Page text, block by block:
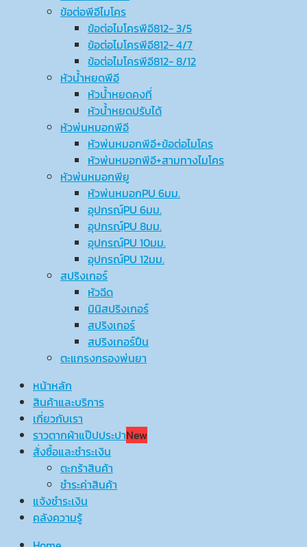
ข้อต่อพีอีไมโคร
ข้อต่อไมโครพีอี812- 3/5
ข้อต่อไมโครพีอี812- 4/7
ข้อต่อไมโครพีอี812- 8/12
หัวน้ำหยดพีอี
หัวน้ำหยดคงที่
หัวน้ำหยดปรับได้
หัวพ่นหมอกพีอี
หัวพ่นหมอกพีอี+ข้อต่อไมโคร
หัวพ่นหมอกพีอี+สามทางไมโคร
หัวพ่นหมอกพียู
หัวพ่นหมอกPU 6มม.
อุปกรณ์ฺPU 6มม.
อุปกรณ์ฺPU 8มม.
อุปกรณ์ฺPU 10มม.
อุปกรณ์ฺPU 12มม.
สปริงเกอร์
หัวฉีด
มินิสปริงเกอร์
สปริงเกอร์
สปริงเกอร์ปืน
ตะแกรงกรองพ่นยา
หน้าหลัก
สินค้าและบริการ
เกี่ยวกับเรา
ราวตากผ้าแป๊ปประปาNew
สั่งซื้อและชำระเงิน
ตะกร้าสินค้า
ชำระค่าสินค้า
แจ้งชำระเงิน
คลังความรู้